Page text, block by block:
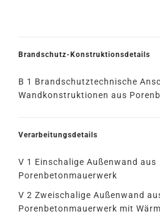
Brandschutz-Konstruktionsdetails
B 1 Brandschutztechnische
Wandkonstruktionen aus
Verarbeitungsdetails
V 1 Einschalige Außenwand aus
Porenbetonmauerwerk
V 2 Zweischalige Außenwand
Porenbetonmauerwerk mit